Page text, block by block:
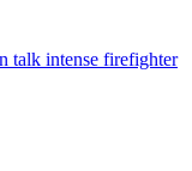
talk intense firefighter